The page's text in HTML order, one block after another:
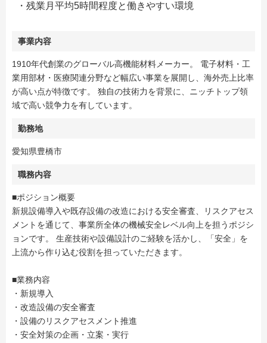
・残業月平均5時間程度と働きやすい環境
事業内容
1910年代創業のグローバル高機能材料メーカー。 電子材料・工
業用部材・医療関連分野など幅広い事業を展開し、海外売上比率
が高い点が特徴です。 独自の技術力を背景に、ニッチトップ領
域で高い競争力を有しています。
勤務地
愛知県豊橋市
職務内容
■ポジション概要
新規設備導入や既存設備の改造における安全審査、リスクアセス
メントを通じて、事業所全体の機械安全レベル向上を担うポジシ
ョンです。 生産技術や設備設計のご経験を活かし、「安全」を
上流から作り込む役割を担っていただきます。
■業務内容
・新規導入
・改造設備の安全審査
・設備のリスクアセスメント推進
・安全対策の企画・立案・実行